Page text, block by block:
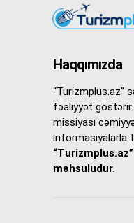
Haqqımızda
“Turizmplus.az”
fəaliyyət
missiyası
informasiyalarla
məhsuludur.